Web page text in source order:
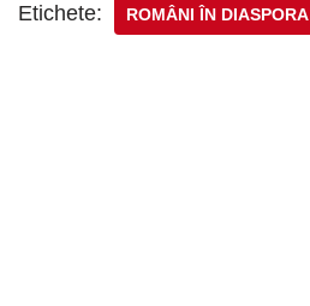
Etichete: ROMÂNI ÎN DIASPORA